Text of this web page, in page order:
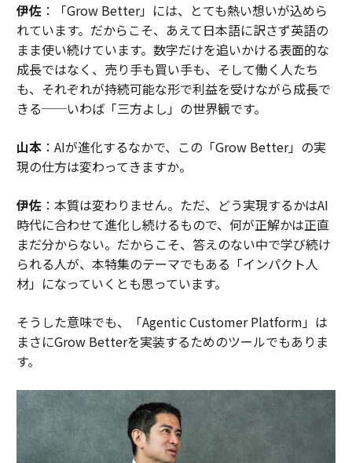
伊佐：「Grow Better」には、とても熱い想いが込めら
れています。だからこそ、あえて日本語に訳さず英語の
まま使い続けています。数字だけを追いかける表面的な
成長ではなく、売り手も買い手も、そして働く人たち
も、それぞれが持続可能な形で利益を受けながら成長で
きる──いわば「三方よし」の世界観です。
山本：AIが進化するなかで、この「Grow Better」の実
現の仕方は変わってきますか。
伊佐：本質は変わりません。ただ、どう実現するかはAI
時代に合わせて進化し続けるもので、何が正解かは正直
まだ分からない。だからこそ、答えのない中で学び続け
られる人が、本特集のテーマでもある「インパクト人
材」になっていくとも思っています。
そうした意味でも、「Agentic Customer Platform」は
まさにGrow Betterを実装するためのツールでもありま
す。